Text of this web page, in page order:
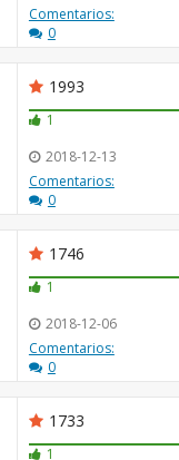
Comentarios:
0
1993
1
2018-12-13
Comentarios:
0
1746
1
2018-12-06
Comentarios:
0
1733
1